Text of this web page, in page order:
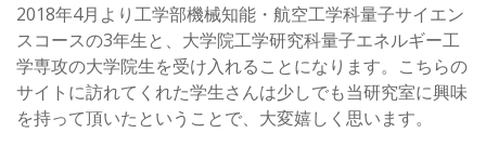
2018年4月より工学部機械知能・航空工学科量子サイエン
スコースの3年生と、大学院工学研究科量子エネルギー工
学専攻の大学院生を受け入れることになります。こちらの
サイトに訪れてくれた学生さんは少しでも当研究室に興味
を持って頂いたということで、大変嬉しく思います。